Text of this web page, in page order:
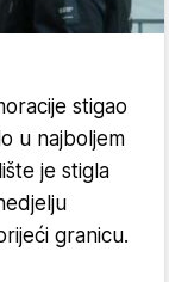
stigao
u najboljem
je stigla
granicu.